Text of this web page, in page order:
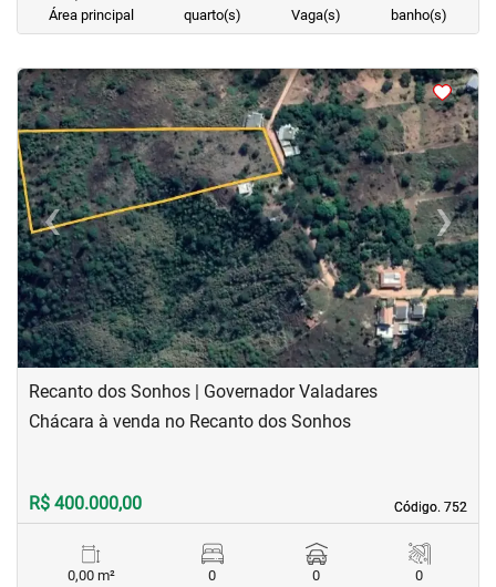
Área principal
quarto(s)
Vaga(s)
banho(s)
<<<<
‹Previous ›Next
Recanto dos Sonhos | Governador Valadares
Código. 752
Código. 752
Chácara à venda no Recanto dos Sonhos
R$ 400.000,00
0,00 m²
0
0
0